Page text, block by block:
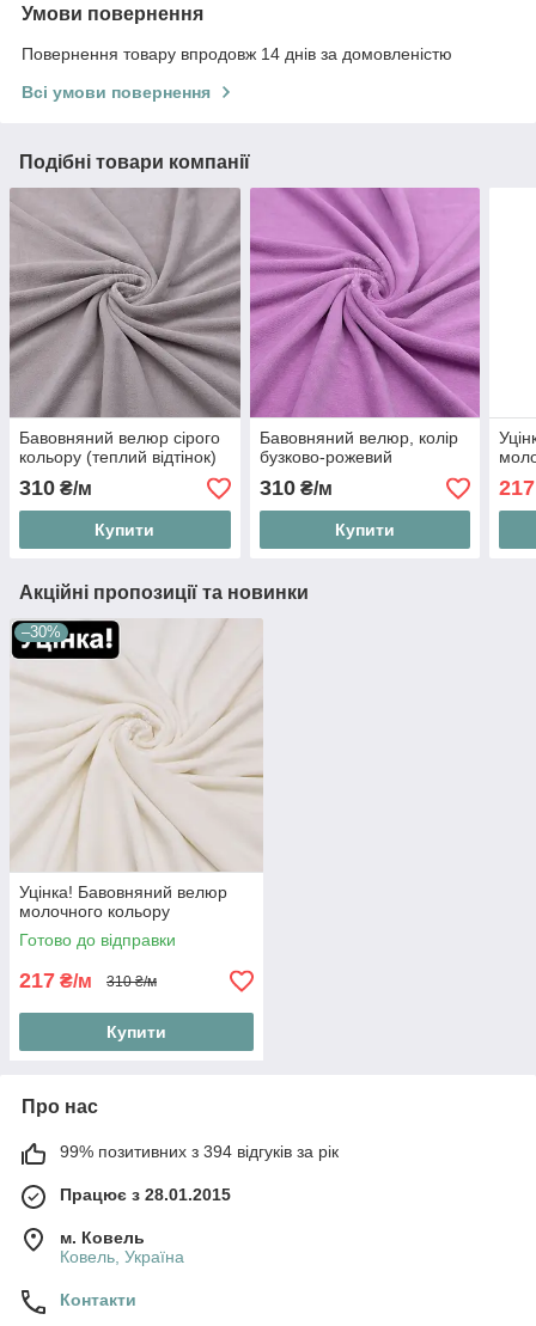
Умови повернення
Повернення товару впродовж 14 днів за домовленістю
Всі умови повернення
Подібні товари компанії
Бавовняний велюр сірого
кольору (теплий відтінок)
310 ₴/м
Купити
Бавовняний велюр, колір
бузково-рожевий
310₴/м
Купити
217
Акційні пропозиції та новинки
–30%
Уцінка! Бавовняний велюр
молочного кольору
Готово до відправки
217 ₴/м 310 ₴/м
Купити
Про нас
99% позитивних з 394 відгуків за рік
Працює з 28.01.2015
м. Ковель
Ковель, Україна
Контакти